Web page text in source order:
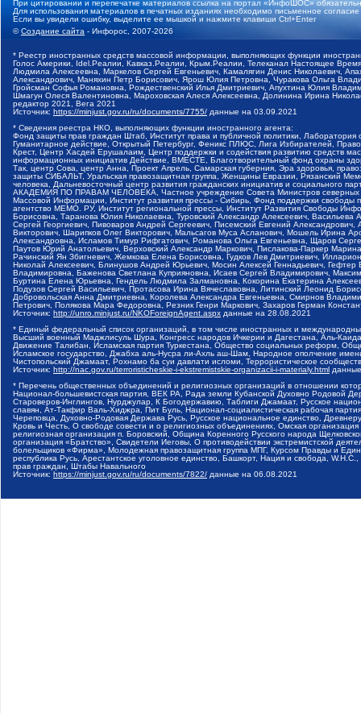
При цитировании и перепечатке материалов ссылка на портал «ИнфоШОС»
Для использования материалов в печатных изданиях необходимо письменное
Если вы увидели ошибку, выделите ее мышкой и нажмите клавиши Ctrl+Enter
©Создание сайта - Инфорос, 2007-2026
* Реестр иностранных средств массовой информации, выполняющих функции
Голос Америки, Idel.Реалии, Кавказ.Реалии, Крым.Реалии, Телеканал Настоящее
Людмила Алексеевна, Маркелов Сергей Евгеньевич, Камалягин Денис Николаевич,
Александрович, Маняхин Петр Борисович, Ярош Юлия Петровна, Чуракова Ольга
Гройсман Софья Романовна, Рождественский Илья Дмитриевич, Апухтина Юлия
Шмагун Олеся Валентиновна, Мароховская Алеся Алексеевна, Долинина Ирина
редактор 2021, Вега 2021
Источник: https://minjust.gov.ru/ru/documents/7755/ данные на 03.09.2021
* Сведения реестра НКО, выполняющих функции иностранного агента:
Фонд защиты прав граждан Штаб, Институт права и публичной политики,
Гуманитарное действие, Открытый Петербург, Феникс ПЛЮС, Лига Избирателей,
Крест, Центр Хасдей Ерушалаим, Центр поддержки и содействия развитию средств
информационных инициатив Действие, ВМЕСТЕ, Благотворительный фонд охраны
Так, центр Сова, центр Анна, Проект Апрель, Самарская губерния, Эра здоровья,
защиты СИБАЛЬТ, Уральская правозащитная группа, Женщины Евразии, Рязанский
человека, Дальневосточный центр развития гражданских инициатив и социального
АКАДЕМИЯ ПО ПРАВАМ ЧЕЛОВЕКА, Частное учреждение Совета Министров северных
Массовой Информации, Институт развития прессы - Сибирь, Фонд поддержки
агентство МЕМО. РУ, Институт региональной прессы, Институт Развития Свободы
Борисовна, Таранова Юлия Николаевна, Туровский Александр Алексеевич,
Сергей Георгиевич, Пивоваров Андрей Сергеевич, Писемский Евгений
Викторович, Шарипков Олег Викторович, Мальсагов Муса Асланович, Мошель Ирина
Александровна, Исламов Тимур Рифгатович, Романова Ольга Евгеньевна, Щаров
Паутов Юрий Анатольевич, Верховский Александр Маркович, Пислакова-Паркер
Рачинский Ян Збигневич, Жемкова Елена Борисовна, Гудков Лев Дмитриевич,
Николай Алексеевич, Блинушов Андрей Юрьевич, Мосин Алексей Геннадьевич,
Владимировна, Баженова Светлана Куприяновна, Исаев Сергей Владимирович,
Буртина Елена Юрьевна, Гендель Людмила Залмановна, Кокорина Екатерина
Подузов Сергей Васильевич, Протасова Ирина Вячеславовна, Литинский Леонид
Добровольская Анна Дмитриевна, Королева Александра Евгеньевна, Смирнов
Петрович, Полякова Мара Федоровна, Резник Генри Маркович, Захаров Герман
Источник: http://unro.minjust.ru/NKOForeignAgent.aspx данные на 28.08.2021
* Единый федеральный список организаций, в том числе иностранных и
Высший военный Маджлисуль Шура, Конгресс народов Ичкерии и Дагестана, Аль-
Движение Талибан, Исламская партия Туркестана, Общество социальных реформ,
Исламское государство, Джабха аль-Нусра ли-Ахль аш-Шам, Народное ополчение
Чистопольский Джамаат, Рохнамо ба суи давлати исломи, Террористическое
Источник: http://nac.gov.ru/terroristicheskie-i-ekstremistskie-organizacii-i-materialy.html
* Перечень общественных объединений и религиозных организаций в отношении
Национал-большевистская партия, ВЕК РА, Рада земли Кубанской Духовно Родовой
Староверов-Инглингов, Нурджулар, К Богодержавию, Таблиги Джамаат, Русское
славян, Ат-Такфир Валь-Хиджра, Пит Буль, Национал-социалистическая рабочая
Череповца, Духовно-Родовая Держава Русь, Русское национальное единство,
Кровь и Честь, О свободе совести и о религиозных объединениях, Омская
религиозная организация п. Боровский, Община Коренного Русского народа
организация «Братство», Свидетели Иеговы, О противодействии экстремистской
болельщиков «Фирма», Молодежная правозащитная группа МПГ, Курсом Правды и
республика Русь, Арестантское уголовное единство, Башкорт, Нация и свобода,
прав граждан, Штабы Навального
Источник: https://minjust.gov.ru/ru/documents/7822/ данные на 06.08.2021